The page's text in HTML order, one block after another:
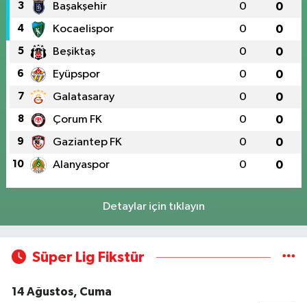
3 Başakşehir 0 0
4 Kocaelispor 0 0
5 Beşiktaş 0 0
6 Eyüpspor 0 0
7 Galatasaray 0 0
8 Çorum FK 0 0
9 Gaziantep FK 0 0
10 Alanyaspor 0 0
Detaylar için tıklayın
Süper Lig Fikstür
14 Ağustos, Cuma